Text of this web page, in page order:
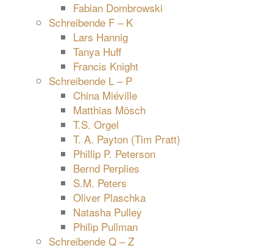
Fabian Dombrowski
Schreibende F – K
Lars Hannig
Tanya Huff
Francis Knight
Schreibende L – P
China Miéville
Matthias Mösch
T.S. Orgel
T. A. Payton (Tim Pratt)
Phillip P. Peterson
Bernd Perplies
S.M. Peters
Oliver Plaschka
Natasha Pulley
Philip Pullman
Schreibende Q – Z